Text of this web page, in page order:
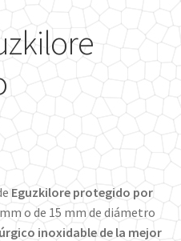
Eguzkilore protegido por
o de 15 mm de diámetro
inoxidable de la mejor